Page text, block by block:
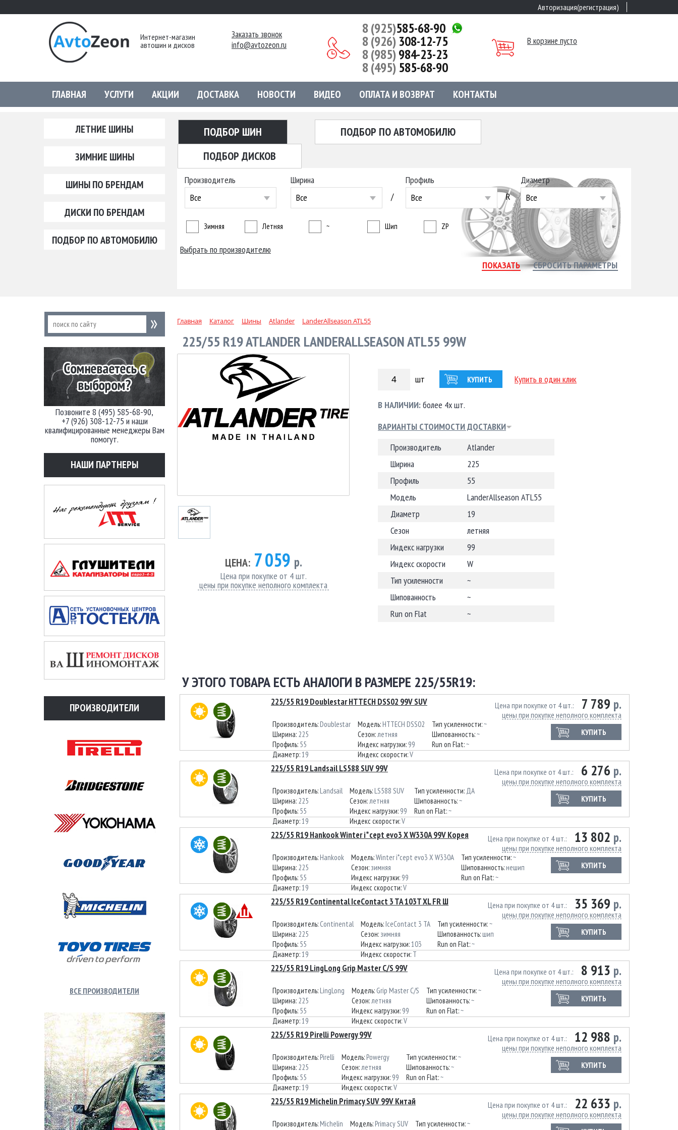
Авторизация(регистрация)
Интернет-магазин
автошин и дисков
Заказать звонок
info@avtozeon.ru
8 (925)585-68-90
8 (926) 308-12-75
8 (985)984-23-23
8 (495) 585-68-90
В корзине пусто
ГЛАВНАЯ УСЛУГИ АКЦИИ ДОСТАВКА НОВОСТИ ВИДЕО ОПЛАТА И ВОЗВРАТ КОНТАКТЫ
ЛЕТНИЕ ШИНЫ
ЗИМНИЕ ШИНЫ
ШИНЫ ПО БРЕНДАМ
ДИСКИ ПО БРЕНДАМ
ПОДБОР ПО АВТОМОБИЛЮ
ПОДБОР ШИН
ПОДБОР ПО АВТОМОБИЛЮ
ПОДБОР ДИСКОВ
Производитель
Все
Ширина
Все
/
Профиль
Все
R
Диаметр
Все
Зимняя Летняя ~ Шип ZP
Выбрать по производителю
Позвоните 8 (495) 585-68-90,
+7 (926) 308-12-75 и наши
квалифицированные менеджеры Вам
помогут.
НАШИ ПАРТНЕРЫ
ПРОИЗВОДИТЕЛИ
ВСЕ ПРОИЗВОДИТЕЛИ
Главная Каталог Шины Atlander LanderAllseason ATL55
225/55 R19 ATLANDER LANDERALLSEASON ATL55 99W
ЦЕНА:7 059 р.
Цена при покупке от 4 шт.
цены при покупке неполного комплекта
шт КУПИТЬ Купить в один клик
В НАЛИЧИИ:более 4х шт.
ВАРИАНТЫ СТОИМОСТИ ДОСТАВКИ
Производитель
Atlander
Ширина
225
Профиль
55
Модель
LanderAllseason ATL55
Диаметр
19
Сезон
летняя
Индекс нагрузки
99
Индекс скорости
W
Тип усиленности
~
Шипованность
~
Run on Flat
~
У ЭТОГО ТОВАРА ЕСТЬ АНАЛОГИ В РАЗМЕРЕ 225/55R19:
225/55 R19 Doublestar HTTECH DSS02 99V SUV 7 789 р.
Цена при покупке от 4 шт.
цены при покупке неполного комплекта
КУПИТЬ
Производитель: Doublestar
Ширина: 225
Профиль: 55
Диаметр:19
Модель: HTTECH DSS02
Сезон:летняя
Индекс нагрузки: 99
Индекс скорости:V
Тип усиленности:~
Шипованность:~
Run on Flat:~
225/55 R19 Landsail LS588 SUV 99V 6 276 р.
Цена при покупке от 4 шт.
цены при покупке неполного комплекта
КУПИТЬ
Производитель: Landsail
Ширина: 225
Профиль: 55
Диаметр:19
Модель: LS588 SUV
Сезон:летняя
Индекс нагрузки: 99
Индекс скорости:V
Тип усиленности: ДА
Шипованность:~
Run on Flat:~
225/55 R19 Hankook Winter i*cept evo3 X W330A 99V Корея 13 802 р.
Цена при покупке от 4 шт.
цены при покупке неполного комплекта
КУПИТЬ
Производитель: Hankook
Ширина: 225
Профиль: 55
Диаметр:19
Модель:Winter i*cept evo3 X W330A
Сезон: зимняя
Индекс нагрузки: 99
Индекс скорости:V
Тип усиленности:~
Шипованность: нешип
Run on Flat:~
225/55 R19 Continental IceContact 3 TA 103T XL FR Ш 35 369 р.
Цена при покупке от 4 шт.
цены при покупке неполного комплекта
КУПИТЬ
Производитель: Continental
Ширина: 225
Профиль: 55
Диаметр:19
Модель: IceContact 3 TA
Сезон: зимняя
Индекс нагрузки:103
Индекс скорости: T
Тип усиленности:~
Шипованность: шип
Run on Flat:~
225/55 R19 LingLong Grip Master C/S 99V 8 913 р.
Цена при покупке от 4 шт.
цены при покупке неполного комплекта
КУПИТЬ
Производитель: LingLong
Ширина: 225
Профиль: 55
Диаметр:19
Модель: Grip Master C/S
Сезон:летняя
Индекс нагрузки: 99
Индекс скорости:V
Тип усиленности:~
Шипованность:~
Run on Flat:~
225/55 R19 Pirelli Powergy 99V 12 988 р.
Цена при покупке от 4 шт.
цены при покупке неполного комплекта
КУПИТЬ
Производитель: Pirelli
Ширина: 225
Профиль: 55
Диаметр:19
Модель: Powergy
Сезон:летняя
Индекс нагрузки: 99
Индекс скорости:V
Тип усиленности:~
Шипованность:~
Run on Flat:~
225/55 R19 Michelin Primacy SUV 99V Китай 22 633 р.
Цена при покупке от 4 шт.
цены при покупке неполного комплекта
Производитель: Michelin
Модель: Primacy SUV
Тип усиленности:~